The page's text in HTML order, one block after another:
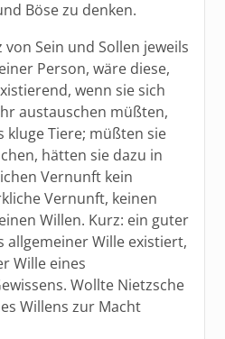
Böse zu denken.
Sein und Sollen jeweils
Person, wäre diese,
wenn sie sich
austauschen müßten,
kluge Tiere; müßten sie
hätten sie dazu in
Vernunft kein
Vernunft, keinen
Willen. Kurz: ein guter
allgemeiner Wille existiert,
Wille eines
Wollte Nietzsche
Willens zur Macht